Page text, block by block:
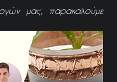
μας, παρακαλούμε